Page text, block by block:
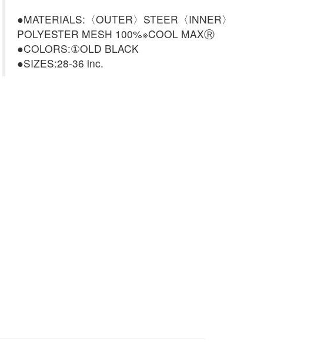
●MATERIALS:〈OUTER〉STEER〈INNER〉
POLYESTER MESH 100%※COOL MAXⓇ
●COLORS:①OLD BLACK
●SIZES:28-36 inc.